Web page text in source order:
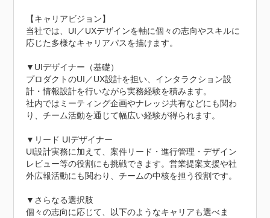
【キャリアビジョン】
当社では、UI／UXデザインを軸に個々の志向やスキルに
応じた多様なキャリアパスを描けます。
▼UIデザイナー（基礎）
プロダクトのUI／UX設計を担い、インタラクション設
計・情報設計を行いながら実務経験を積みます。
社内ではミーティング企画やナレッジ共有などにも関わ
り、チーム活動を通じて幅広い経験が得られます。
▼リード UIデザイナー
UI設計実務に加えて、案件リード・進行管理・デザイン
レビュー等の役割にも挑戦できます。営業提案支援や社
外広報活動にも関わり、チームの中核を担う役割です。
▼さらなる選択肢
個々の志向に応じて、以下のようなキャリアも選べま